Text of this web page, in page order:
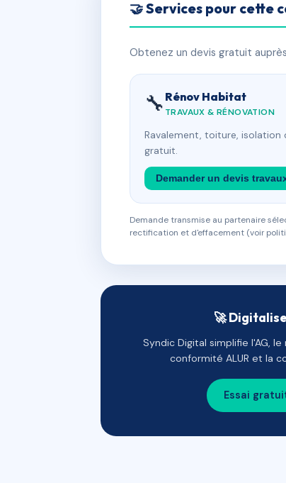
🤝 Services pour cette
Obtenez un devis gratuit
🔧 Rénov Habitat
TRAVAUX & RÉNOVATION
Ravalement, toiture, isolation
gratuit.
Demander un devis
Demande transmise au partenaire
rectification et d'effacement (voir
🚀
Syndic Digital simplifie l'AG,
conformité ALUR et la
Essai